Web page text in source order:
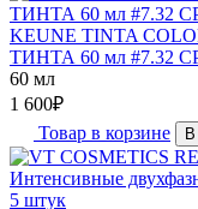
KEUNE TINTA
ТИНТА 60 мл
60 мл
1 600₽
Товар в корзине
В